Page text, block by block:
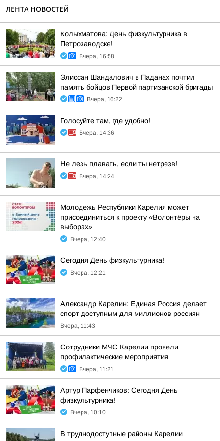
ЛЕНТА НОВОСТЕЙ
Колыхматова: День физкультурника в
Петрозаводске!
Вчера, 16:58
Элиссан Шандалович в Паданах почтил
память бойцов Первой партизанской бригады
Вчера, 16:22
Голосуйте там, где удобно!
Вчера, 14:36
Не лезь плавать, если ты нетрезв!
Вчера, 14:24
Молодежь Республики Карелия может
присоединиться к проекту «Волонтёры на
выборах»
Вчера, 12:40
Сегодня День физкультурника!
Вчера, 12:21
Александр Карелин: Единая Россия делает
спорт доступным для миллионов россиян
Вчера, 11:43
Сотрудники МЧС Карелии провели
профилактические мероприятия
Вчера, 11:21
Артур Парфенчиков: Сегодня День
физкультурника!
Вчера, 10:10
В труднодоступные районы Карелии